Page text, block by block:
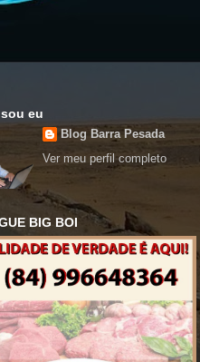
eu
Blog Barra Pesada
Ver meu perfil completo
BIG BOI